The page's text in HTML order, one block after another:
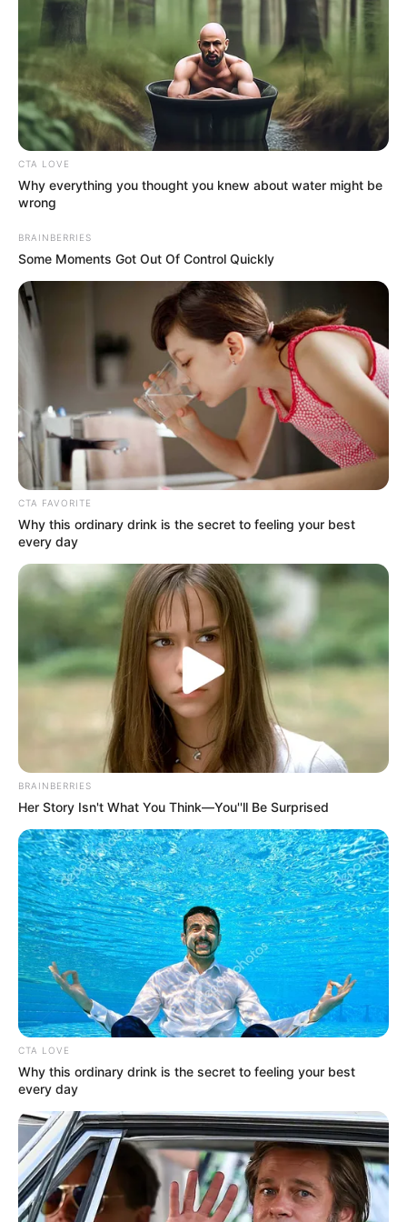
ΣΠΑΜΕ ΤΟ ΜΑΤΡΙΞ – ΤΟ ΒΙΒΛΙΟ
CTA LOVE
Why everything you thought you knew about water might be
wrong
BRAINBERRIES
Some Moments Got Out Of Control Quickly
CTA FAVORITE
Why this ordinary drink is the secret to feeling your best
every day
BRAINBERRIES
Her Story Isn't What You Think—You''ll Be Surprised
CTA LOVE
Why this ordinary drink is the secret to feeling your best
every day